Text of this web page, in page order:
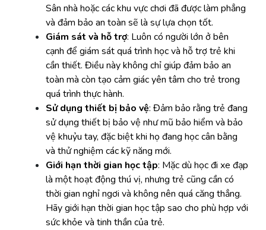
Sân nhà hoặc các khu vực chơi đã được làm phẳng
và đảm bảo an toàn sẽ là sự lựa chọn tốt.
Giám sát và hỗ trợ: Luôn có người lớn ở bên
cạnh để giám sát quá trình học và hỗ trợ trẻ khi
cần thiết. Điều này không chỉ giúp đảm bảo an
toàn mà còn tạo cảm giác yên tâm cho trẻ trong
quá trình thực hành.
Sử dụng thiết bị bảo vệ: Đảm bảo rằng trẻ đang
sử dụng thiết bị bảo vệ như mũ bảo hiểm và bảo
vệ khuỷu tay, đặc biệt khi họ đang học cân bằng
và thử nghiệm các kỹ năng mới.
Giới hạn thời gian học tập: Mặc dù học đi xe đạp
là một hoạt động thú vị, nhưng trẻ cũng cần có
thời gian nghỉ ngơi và không nên quá căng thẳng.
Hãy giới hạn thời gian học tập sao cho phù hợp với
sức khỏe và tinh thần của trẻ.